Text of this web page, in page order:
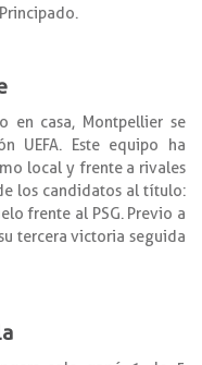
en casa, Montpellier se
UEFA. Este equipo ha
local y frente a rivales
los candidatos al título:
frente al PSG. Previo a
tercera victoria seguida